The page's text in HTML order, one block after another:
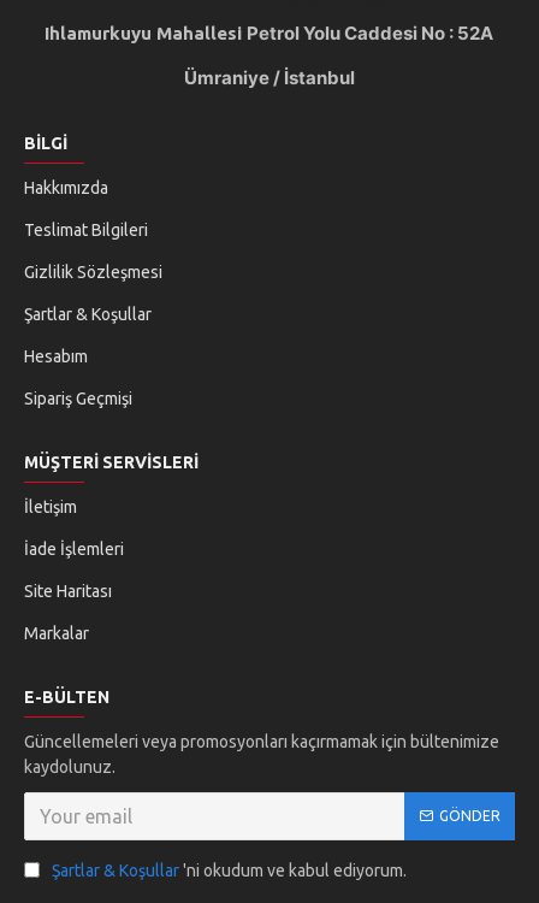
Ihlamurkuyu Mahallesi Petrol Yolu Caddesi No : 52A
Ümraniye/ İstanbul
BILGI
Hakkımızda
Teslimat Bilgileri
Gizlilik Sözleşmesi
Şartlar & Koşullar
Hesabım
Sipariş Geçmişi
MÜŞTERI SERVISLERI
İletişim
İade İşlemleri
Site Haritası
Markalar
E-BÜLTEN
Güncellemeleri veya promosyonları kaçırmamak için bültenimize
kaydolunuz.
GÖNDER
Şartlar & Koşullar'ni okudum ve kabul ediyorum.